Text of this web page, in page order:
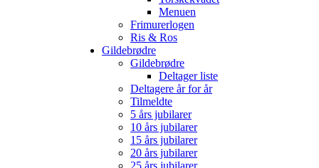
Menuen
Frimurerlogen
Ris & Ros
Gildebrødre
Gildebrødre
Deltager liste
Deltagere år for år
Tilmeldte
5 års jubilarer
10 års jubilarer
15 års jubilarer
20 års jubilarer
25 års jubilarer